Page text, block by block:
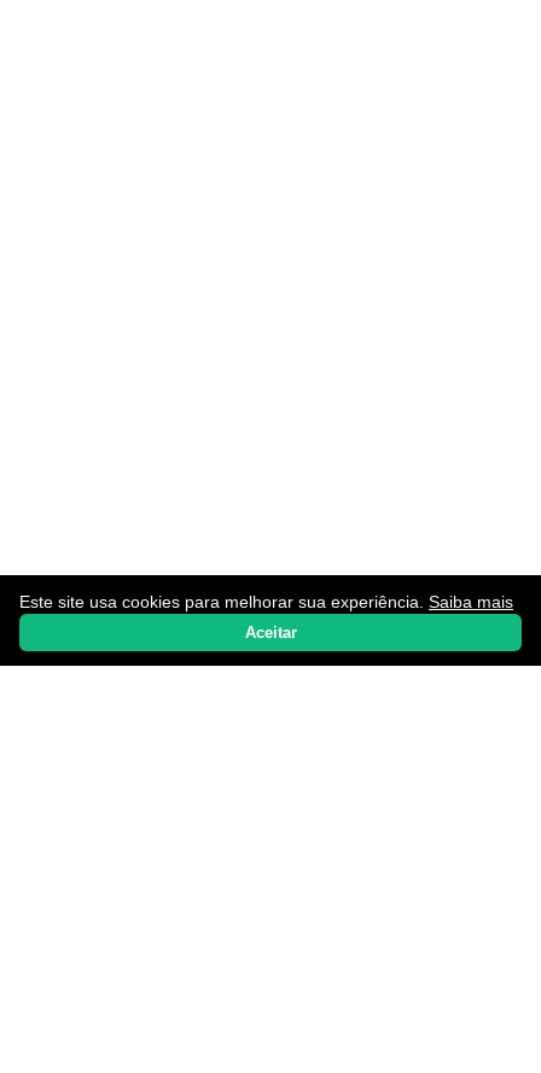
WhatsApp
Este site usa cookies para melhorar sua experiência. Saiba mais
Aceitar